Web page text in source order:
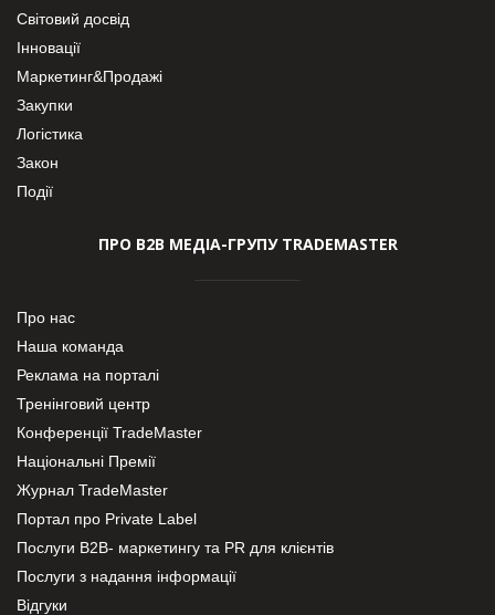
Світовий досвід
Інновації
Маркетинг&Продажі
Закупки
Логістика
Закон
Події
ПРО В2В МЕДІА-ГРУПУ TRADEMASTER
Про нас
Наша команда
Реклама на порталі
Тренінговий центр
Конференції TradeMaster
Національні Премії
Журнал TradeMaster
Портал про Private Label
Послуги В2В- маркетингу та PR для клієнтів
Послуги з надання інформації
Відгуки